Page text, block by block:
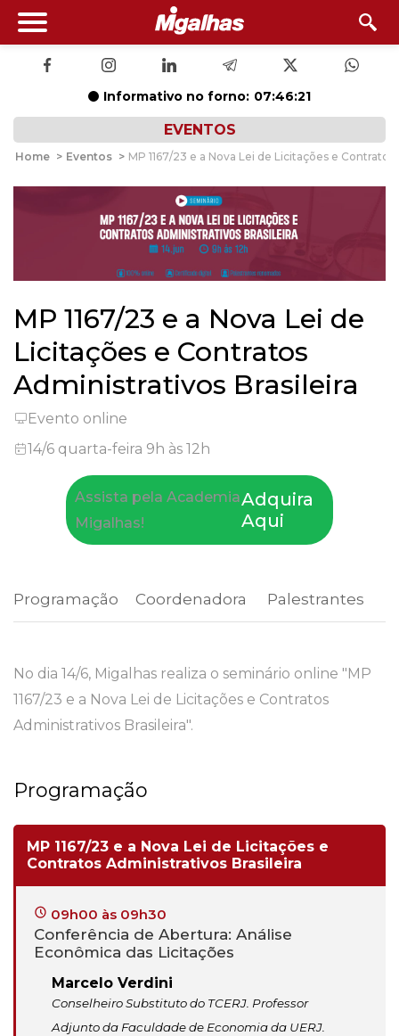
Informativo no forno: 07:46:21
EVENTOS
Home > Eventos > MP 1167/23 e a Nova Lei de Licitações e
MP 1167/23 e a Nova Lei de
Licitações e Contratos
Administrativos Brasileira
Evento online
14/6 quarta-feira 9h às 12h
Assista pela Academia
Migalhas!
Adquira
Aqui
Programação Coordenadora Palestrantes
No dia 14/6, Migalhas realiza o seminário online "MP
1167/23 e a Nova Lei de Licitações e Contratos
Administrativos Brasileira".
Programação
MP 1167/23 e a Nova Lei de Licitações e
Contratos Administrativos Brasileira
09h00 às 09h30
Conferência de Abertura: Análise
Econômica das Licitações
Marcelo Verdini
Conselheiro Substituto do TCERJ. Professor
Adjunto da Faculdade de Economia da UERJ.